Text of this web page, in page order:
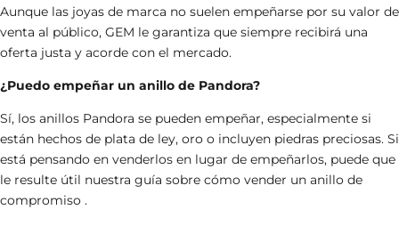
Aunque las joyas de marca no suelen empeñarse por su valor de
venta al público, GEM le garantiza que siempre recibirá una
oferta justa y acorde con el mercado.
¿Puedo empeñar un anillo de Pandora?
Sí, los anillos Pandora se pueden empeñar, especialmente si
están hechos de plata de ley, oro o incluyen piedras preciosas. Si
está pensando en venderlos en lugar de empeñarlos, puede que
le resulte útil nuestra guía sobre cómo vender un anillo de
compromiso .